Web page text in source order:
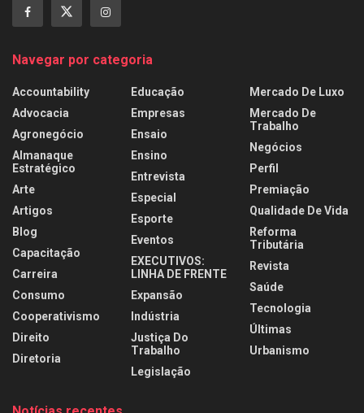
Navegar por categoria
Accountability
Advocacia
Agronegócio
Almanaque
Estratégico
Arte
Artigos
Blog
Capacitação
Carreira
Consumo
Cooperativismo
Direito
Diretoria
Educação
Empresas
Ensaio
Ensino
Entrevista
Especial
Esporte
Eventos
EXECUTIVOS:
LINHA DE FRENTE
Expansão
Indústria
Justiça Do
Trabalho
Legislação
Mercado De Luxo
Mercado De
Trabalho
Negócios
Perfil
Premiação
Qualidade De Vida
Reforma
Tributária
Revista
Saúde
Tecnologia
Últimas
Urbanismo